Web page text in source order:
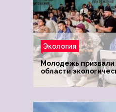
Экология
Молодежь призвали
области